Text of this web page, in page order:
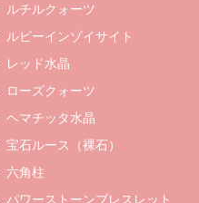
ルチルクォーツ
ルビーインゾイサイト
レッド水晶
ローズクォーツ
ヘマチッタ水晶
宝石ルース（裸石）
六角柱
パワーストーンブレスレット